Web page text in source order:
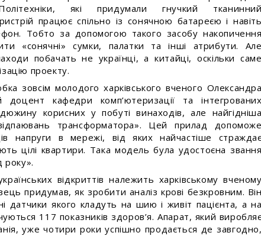
які придумали гнучкий тканинний
працює спільно із сонячною батареєю і навіть
Тобто за допомогою такого засобу накопичення
«сонячні» сумки, палатки та інші атрибути. Але
побачать не українці, а китайці, оскільки саме
проекту.
зовсім молодого харківського вченого Олександра
кафедри комп’ютеризації та інтегрованих
корисних у побуті винаходів, але найгідніша
трансформатора». Цей прилад допоможе
напруги в мережі, від яких найчастіше страждає
цілі квартири. Така модель була удостоєна звання
року».
відкриттів належить харківському вченому
придумав, як зробити аналіз крові безкровним. Він
датчики якого кладуть на шию і живіт пацієнта, а на
117 показників здоров’я. Апарат, який виробляє
уже чотири роки успішно продається де завгодно,